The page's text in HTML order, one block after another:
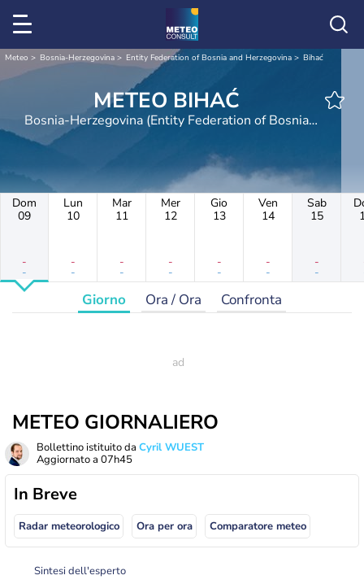
Meteo Bosnia-Herzegovina Entity Federation of Bosnia and Herzegovina Bihać
METEO BIHAĆ
Bosnia-Herzegovina (Entity Federation of Bosnia
Dom
09
-
-
Lun
10
-
-
Mar
11
-
-
Mer
12
-
-
Gio
13
-
-
Ven
14
-
-
Sab
15
-
-
Giorno Ora / Ora Confronta
METEO GIORNALIERO
Bollettino istituito da Cyril WUEST
Aggiornato a 07h45
In Breve
Radar meteorologico Ora per ora Comparatore meteo
Sintesi dell'esperto